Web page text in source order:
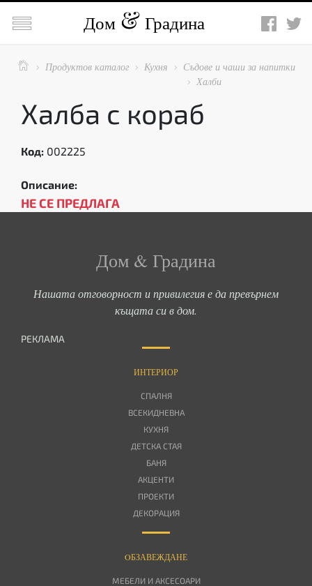
 Дом Градина
  Продуктов каталог  Кухня  Съдове и чаши за напитки
 Халби
Халба с кораб
Код: 002225
Описание:
НЕ СЕ ПРЕДЛАГА
Дом & Градина
Нашата отговорност и привилегия е да превърнем
къщата си в дом.
РЕКЛАМА
ИНТЕРИОР
СПАЛНЯ
ВСЕКИДНЕВНА
КУХНЯ
ДЕТСКА СТАЯ
БАНЯ
АКЦЕНТИ
ПРОЕКТИ
ДЕКОРАЦИЯ
OБЗАВЕЖДАНЕ
МЕБЕЛИ И АКСЕСОАРИ